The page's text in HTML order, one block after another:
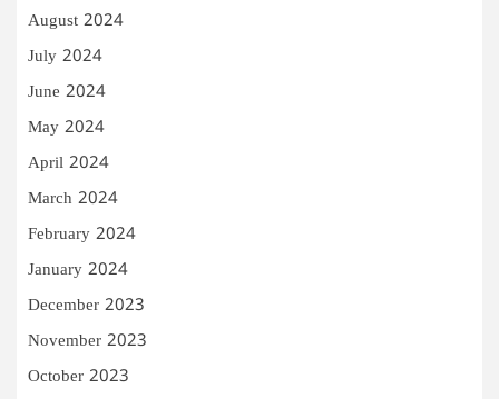
August 2024
July 2024
June 2024
May 2024
April 2024
March 2024
February 2024
January 2024
December 2023
November 2023
October 2023